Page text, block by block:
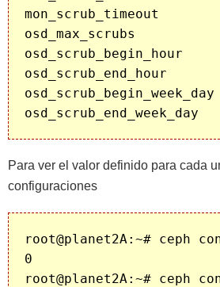
mon_scrub_timeout
osd_max_scrubs
osd_scrub_begin_hour
osd_scrub_end_hour
osd_scrub_begin_week_day
Para ver el valor definido para cada
configuraciones
root@planet2A:~# ceph
0
root@planet2A:~# ceph